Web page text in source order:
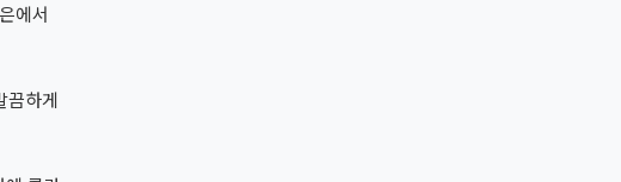
에서
끔하게